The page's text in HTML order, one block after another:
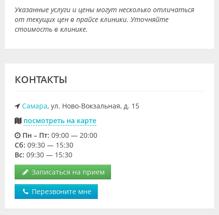
Указанные услуги и цены могут несколько отличаться
от текущих цен в прайсе клиники. Уточняйте
стоимость в клинике.
КОНТАКТЫ
Самара, ул. Ново-Вокзальная, д. 15
посмотреть на карте
Пн – Пт: 09:00 — 20:00
Cб: 09:30 — 15:30
Вс: 09:30 — 15:30
Записаться на прием
Перезвоните мне